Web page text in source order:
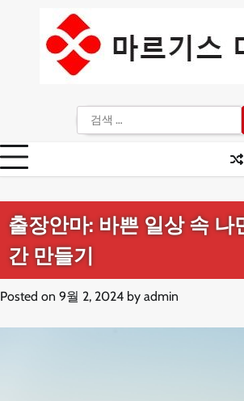
색:
출장안마: 바쁜 일상 속 나
간 만들기
Posted on 9월 2, 2024 by admin